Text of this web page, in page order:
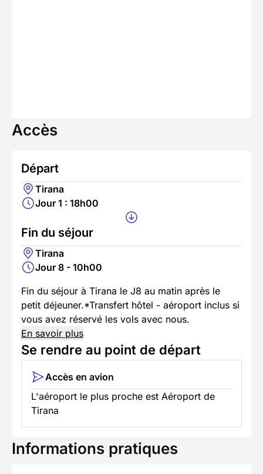
Accès
Départ
Tirana
Jour 1 : 18h00
Fin du séjour
Tirana
Jour 8 - 10h00
Fin du séjour à Tirana le J8 au matin après le
petit déjeuner.*Transfert hôtel - aéroport inclus si
vous avez réservé les vols avec nous.
En savoir plus
Se rendre au point de départ
Accès en avion
L'aéroport le plus proche est Aéroport de
Tirana
Informations pratiques